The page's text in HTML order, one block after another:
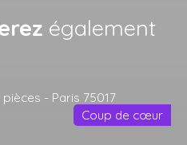
également
Coup de cœur